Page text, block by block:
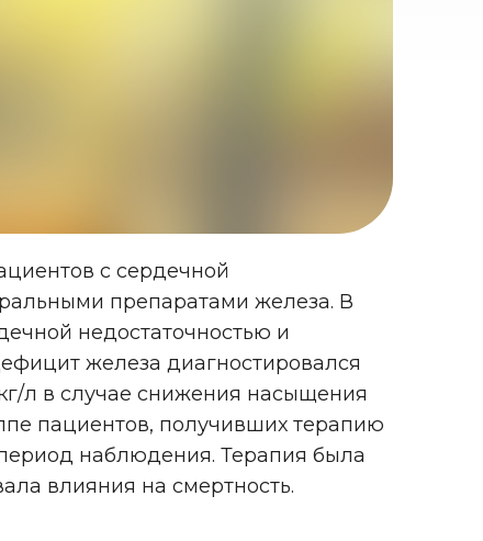
с сердечной
препаратами железа. В
недостаточностью и
железа диагностировался
л в случае снижения насыщения
пациентов, получивших терапию
наблюдения. Терапия была
влияния на смертность.